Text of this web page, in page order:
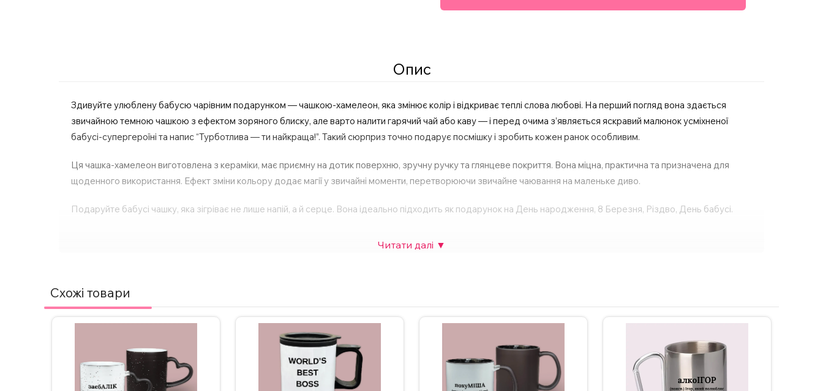
Опис
Здивуйте улюблену бабусю чарівним подарунком — чашкою-хамелеон, яка змінює колір і відкриває теплі слова любові. На перший погляд вона здається
звичайною темною чашкою з ефектом зоряного блиску, але варто налити гарячий чай або каву — і перед очима з’являється яскравий малюнок усміхненої
бабусі-супергероїні та напис “Турботлива — ти найкраща!”. Такий сюрприз точно подарує посмішку і зробить кожен ранок особливим.
Ця чашка-хамелеон виготовлена з кераміки, має приємну на дотик поверхню, зручну ручку та глянцеве покриття. Вона міцна, практична та призначена для
щоденного використання. Ефект зміни кольору додає магії у звичайні моменти, перетворюючи звичайне чаювання на маленьке диво.
Подаруйте бабусі чашку, яка зігріває не лише напій, а й серце. Вона ідеально підходить як подарунок на День народження, 8 Березня, Різдво, День бабусі.
Схожі товари